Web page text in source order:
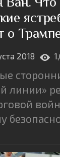
о
2018
линии»